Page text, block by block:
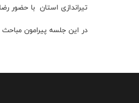
تیراندازی استان با حضور
در این جلسه پیرامون